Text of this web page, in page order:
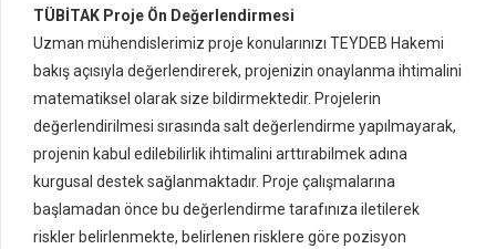
TÜBİTAK Proje Ön Değerlendirmesi
Uzman mühendislerimiz proje konularınızı TEYDEB Hakemi
bakış açısıyla değerlendirerek, projenizin onaylanma ihtimalini
matematiksel olarak size bildirmektedir. Projelerin
değerlendirilmesi sırasında salt değerlendirme yapılmayarak,
projenin kabul edilebilirlik ihtimalini arttırabilmek adına
kurgusal destek sağlanmaktadır. Proje çalışmalarına
başlamadan önce bu değerlendirme tarafınıza iletilerek
riskler belirlenmekte, belirlenen risklere göre pozisyon